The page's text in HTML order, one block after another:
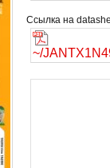
Ссылка на
~/